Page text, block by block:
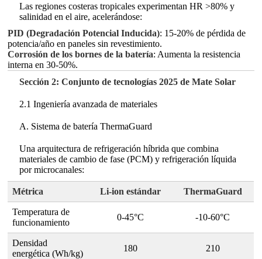
Las regiones costeras tropicales experimentan HR >80% y
salinidad en el aire, acelerándose:
PID (Degradación Potencial Inducida): 15-20% de pérdida de
potencia/año en paneles sin revestimiento.
Corrosión de los bornes de la batería: Aumenta la resistencia
interna en 30-50%.
Sección 2: Conjunto de tecnologías 2025 de Mate Solar
2.1 Ingeniería avanzada de materiales
A. Sistema de batería ThermaGuard
Una arquitectura de refrigeración híbrida que combina
materiales de cambio de fase (PCM) y refrigeración líquida
por microcanales:
Métrica Li-ion estándar ThermaGuard
Temperatura de
funcionamiento
0-45°C -10-60°C
Densidad
energética (Wh/kg)
180 210